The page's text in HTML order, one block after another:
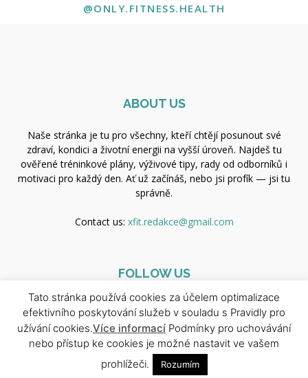
@ONLY.FITNESS.HEALTH
ABOUT US
Naše stránka je tu pro všechny, kteří chtějí posunout své
zdraví, kondici a životní energii na vyšší úroveň. Najdeš tu
ověřené tréninkové plány, výživové tipy, rady od odborníků i
motivaci pro každý den. Ať už začínáš, nebo jsi profík — jsi tu
správně.
Contact us: xfit.redakce@gmail.com
FOLLOW US
© Copyright 2025 - Newspaper WordPress Theme by TagDiv
Tato stránka používá cookies za účelem optimalizace
efektivního poskytování služeb v souladu s Pravidly pro
užívání cookies.Více informací Podmínky pro uchovávání
nebo přístup ke cookies je možné nastavit ve vašem
prohlížeči.
Rozumím